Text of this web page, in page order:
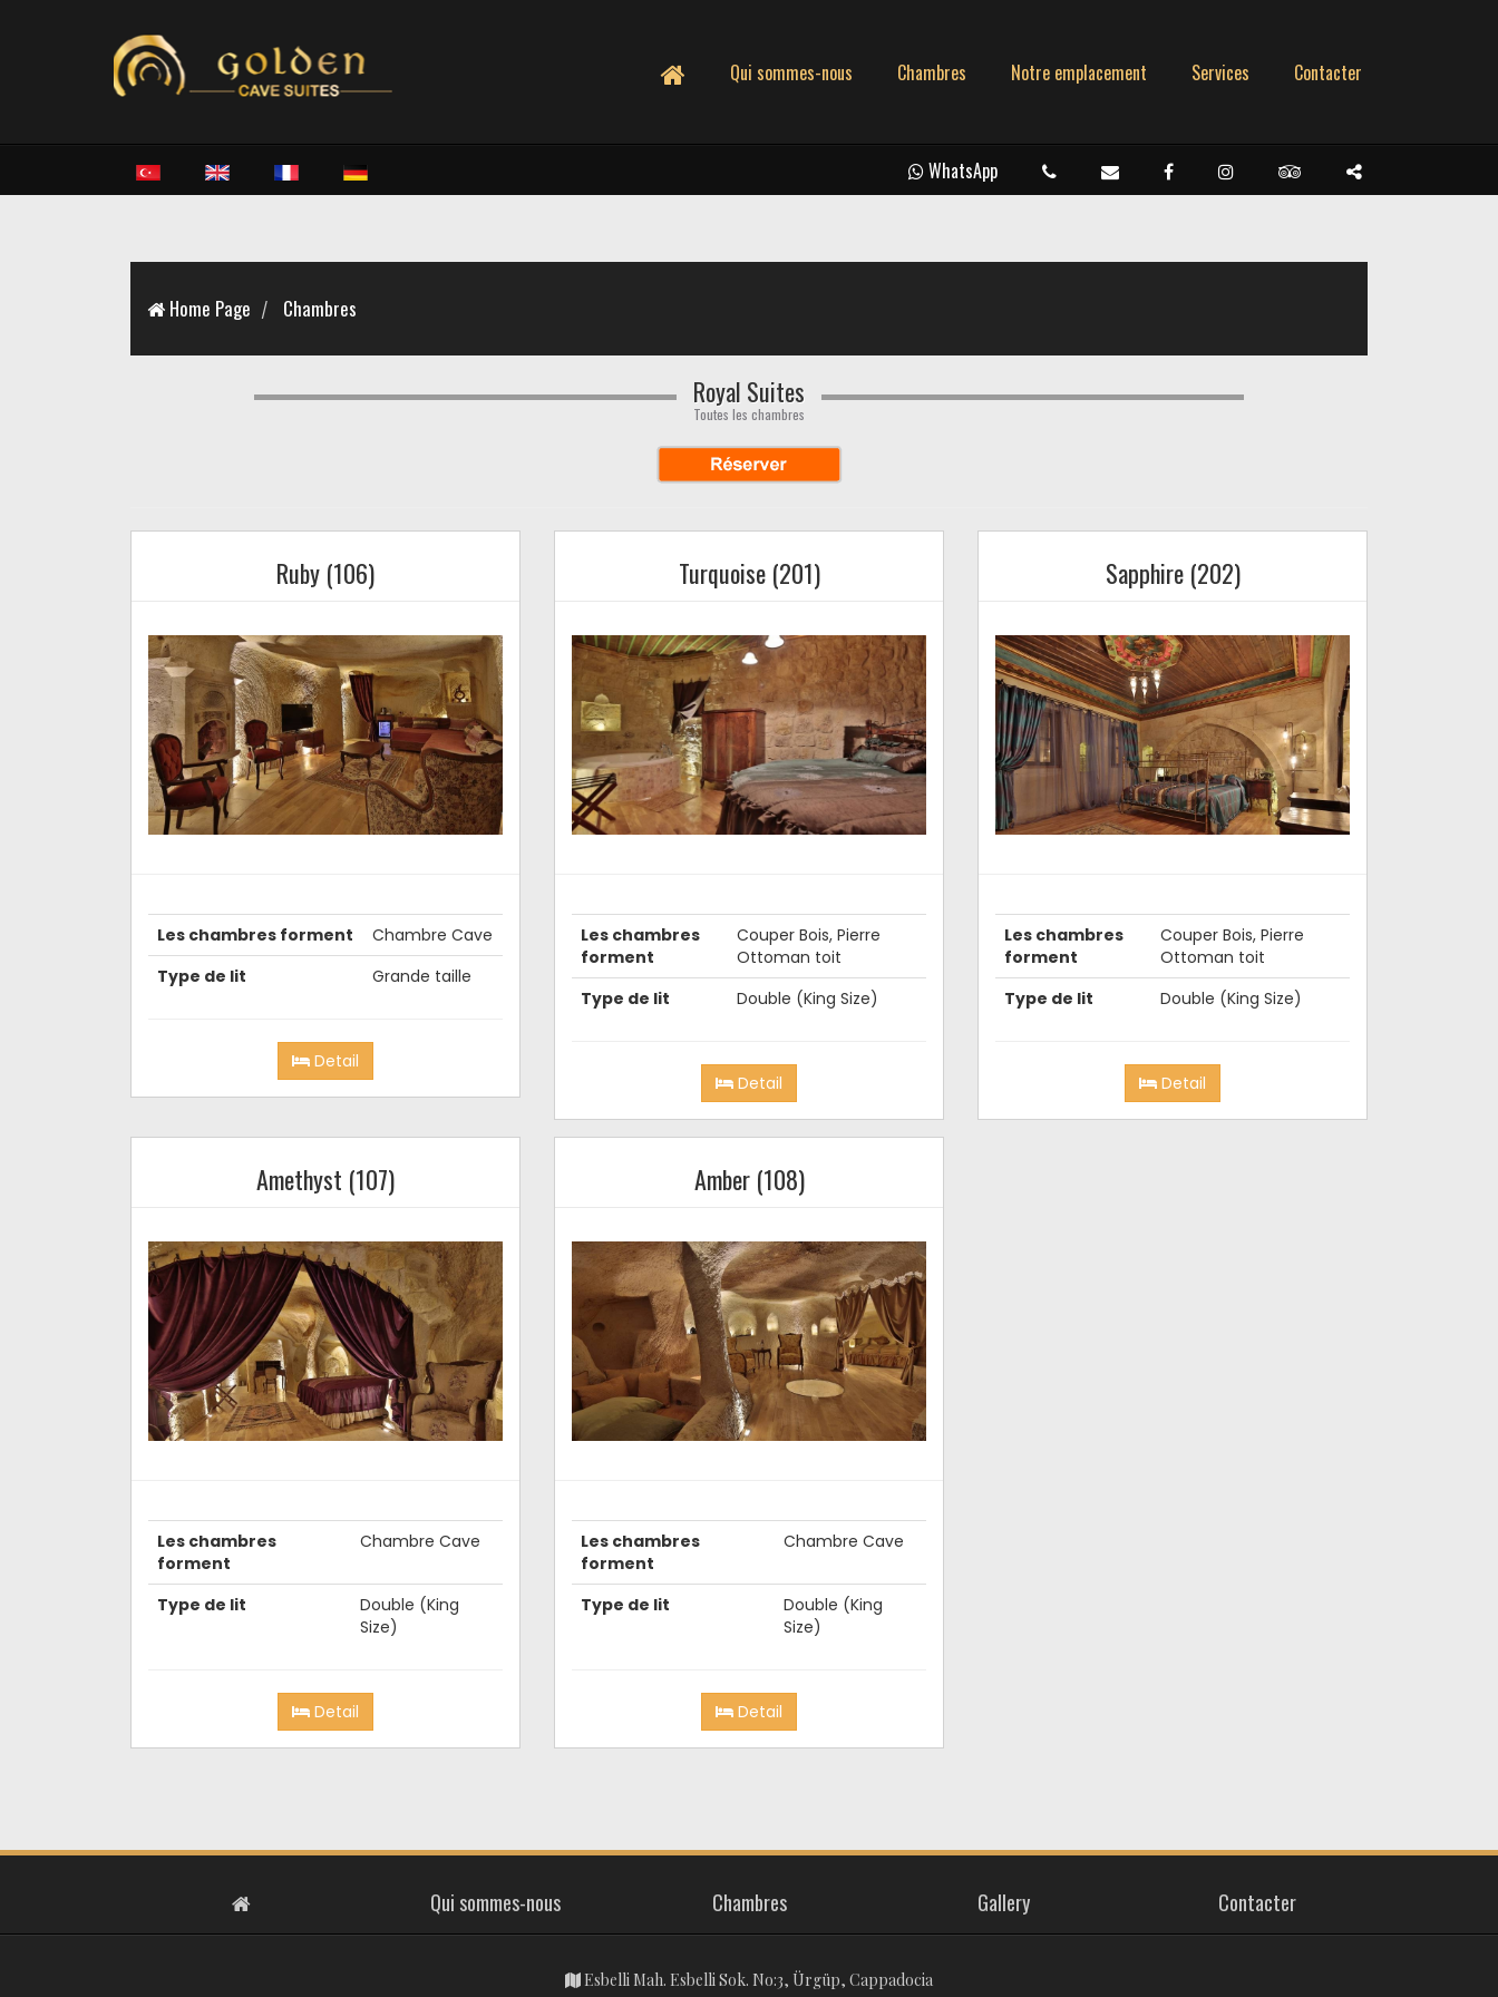
Qui sommes-nous Chambres Notre emplacement Services Contacter
WhatsApp
Home Page Chambres
Royal Suites
Toutes les chambres
Ruby (106)
Les chambres forment
Chambre Cave
Type de lit
Grande taille
Detail
Turquoise (201)
Les chambres
forment
Couper Bois, Pierre
Ottoman toit
Type de lit
Double (King Size)
Detail
Sapphire (202)
Les chambres
forment
Couper Bois, Pierre
Ottoman toit
Type de lit
Double (King Size)
Detail
Amethyst (107)
Les chambres
forment
Chambre Cave
Type de lit
Double (King
Size)
Detail
Amber (108)
Les chambres
forment
Chambre Cave
Type de lit
Double (King
Size)
Detail
Qui sommes-nous Chambres Gallery Contacter
Esbelli Mah. Esbelli Sok. No:3, Ürgüp, Cappadocia